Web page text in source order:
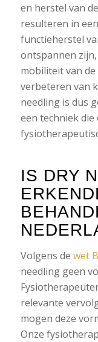
en herstel van
resulteren in
functieherstel
ontspannen
mobiliteit van
verbeteren van
needling is dus
een techniek
IS DRY
Volgens de wet
needling geen
relevante
mogen deze
Onze